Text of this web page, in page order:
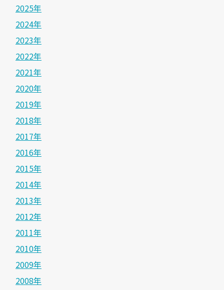
2025年
2024年
2023年
2022年
2021年
2020年
2019年
2018年
2017年
2016年
2015年
2014年
2013年
2012年
2011年
2010年
2009年
2008年